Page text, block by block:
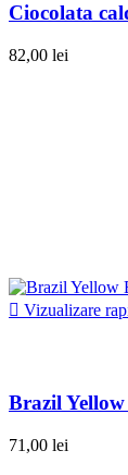
Ciocolata
82,00 lei
 Vizualizare
Brazil
71,00 lei